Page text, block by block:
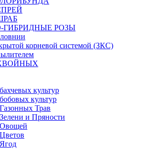
ГИБРИДНЫЕ РОЗЫ
корневой системой (ЗКС)
культур
культур
Трав
и Пряности